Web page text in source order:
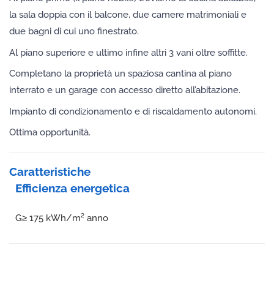
la sala doppia con il balcone, due camere matrimoniali e
due bagni di cui uno finestrato.
Al piano superiore e ultimo infine altri 3 vani oltre soffitte.
Completano la proprietà un spaziosa cantina al piano
interrato e un garage con accesso diretto all’abitazione.
Impianto di condizionamento e di riscaldamento autonomi.
Ottima opportunità.
Caratteristiche
Efficienza energetica
G≥ 175 kWh/m² anno